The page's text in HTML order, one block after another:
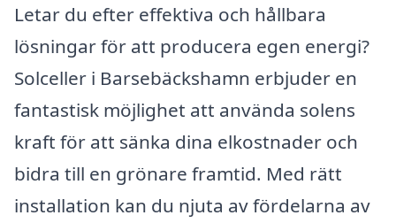
Letar du efter effektiva och hållbara
lösningar för att producera egen energi?
Solceller i Barsebäckshamn erbjuder en
fantastisk möjlighet att använda solens
kraft för att sänka dina elkostnader och
bidra till en grönare framtid. Med rätt
installation kan du njuta av fördelarna av